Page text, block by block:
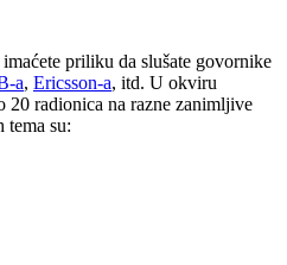
priliku da slušate govornike
a, Ericsson-a, itd. U okviru
20 radionica na razne zanimljive
tema su: